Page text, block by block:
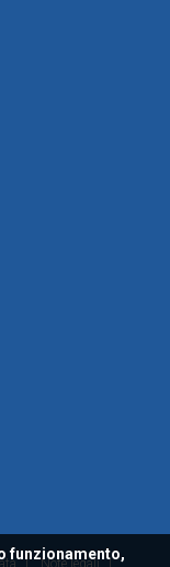
funzionamento,
| Note legali |